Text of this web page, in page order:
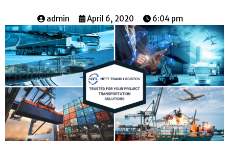
admin April 6, 2020 6:04 pm